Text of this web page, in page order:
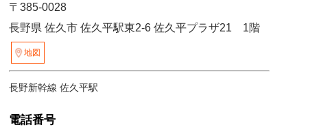
〒385-0028
長野県 佐久市 佐久平駅東2-6 佐久平プラザ21 1階
地図
長野新幹線 佐久平駅
電話番号